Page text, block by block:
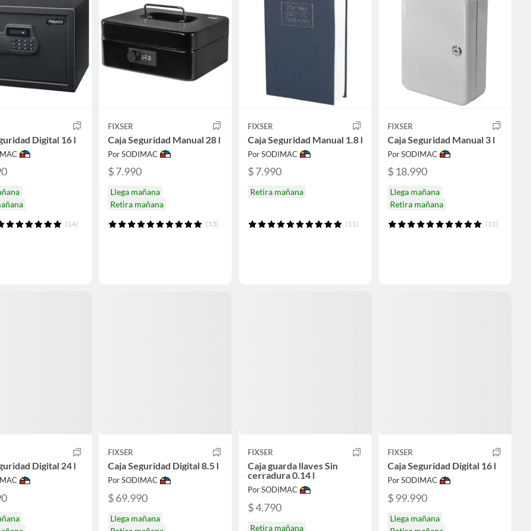
Digital 16 l
(14)
FIXSER
Caja Seguridad Manual 28 l
Por SODIMAC
$ 7.990
Llega mañana
Retira mañana
(13)
FIXSER
Caja Seguridad Manual 1.8 l
Por SODIMAC
$ 7.990
Retira mañana
(11)
FIXSER
Caja Seguridad Manual 3 l
Por SODIMAC
$ 18.990
Llega mañana
Retira mañana
(11)
Digital 24 l
FIXSER
Caja Seguridad Digital 8.5 l
Por SODIMAC
$ 69.990
Llega mañana
FIXSER
Caja guarda llaves Sin
cerradura 0.14 l
Por SODIMAC
$ 4.790
Retira mañana
FIXSER
Caja Seguridad Digital 16 l
Por SODIMAC
$ 99.990
Llega mañana